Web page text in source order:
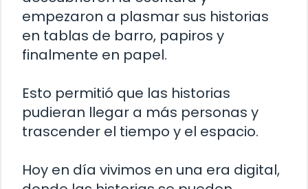
empezaron a plasmar sus historias
en tablas de barro, papiros y
finalmente en papel.
Esto permitió que las historias
pudieran llegar a más personas y
trascender el tiempo y el espacio.
Hoy en día vivimos en una era digital,